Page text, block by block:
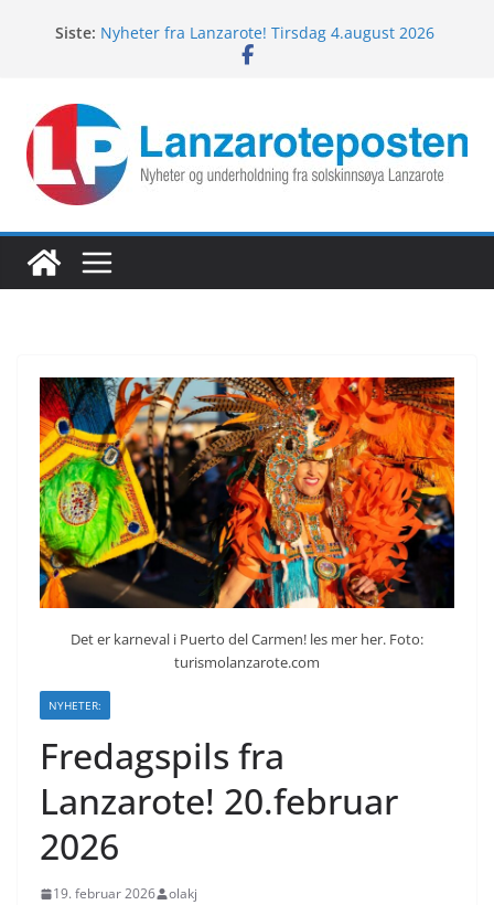
Siste: Nyheter fra Lanzarote! Tirsdag 4.august 2026
Lanzarotes enestående fugleliv
Det er karneval i Puerto del Carmen! les mer her. Foto:
turismolanzarote.com
NYHETER:
Fredagspils fra
Lanzarote! 20.februar
2026
19. februar 2026 olakj